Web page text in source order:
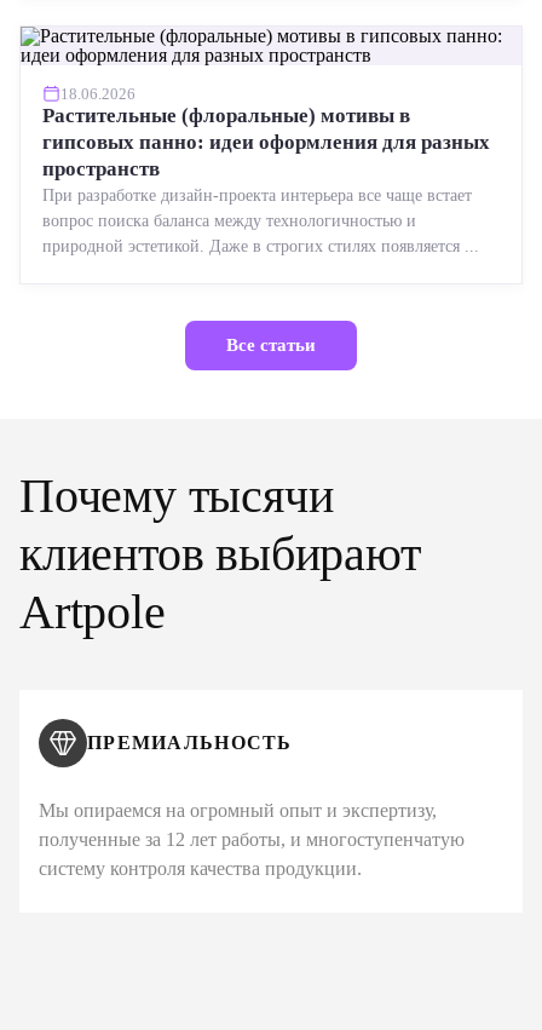
18.06.2026
Растительные (флоральные) мотивы в
гипсовых панно: идеи оформления для разных
пространств
При разработке дизайн-проекта интерьера все чаще встает
вопрос поиска баланса между технологичностью и
природной эстетикой. Даже в строгих стилях появляется ...
Все статьи
Почему тысячи
клиентов выбирают
Artpole
ПРЕМИАЛЬНОСТЬ
Мы опираемся на огромный опыт и экспертизу,
полученные за 12 лет работы, и многоступенчатую
систему контроля качества продукции.